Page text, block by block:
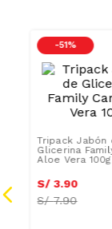
-51 %
Tripack Jabón
Glicerina
Aloe Vera 100g
S/ 3.90
S/7.90